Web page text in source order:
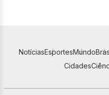
NotíciasEsportesMundo
Cidades